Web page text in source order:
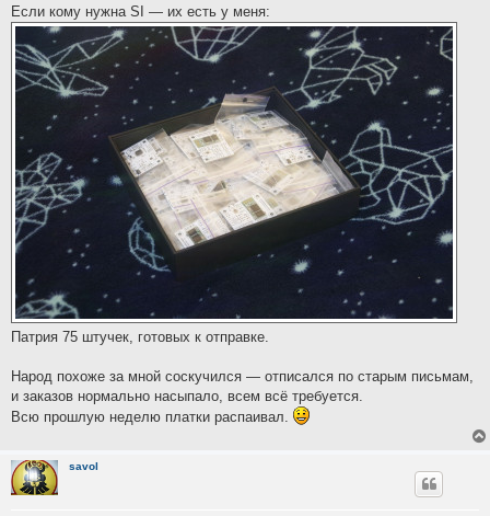
s
t
Если кому нужна SI — их есть у меня:
Патрия 75 штучек, готовых к отправке.
Народ похоже за мной соскучился — отписался по старым письмам,
и заказов нормально насыпало, всем всё требуется.
Всю прошлую неделю платки распаивал.
savol